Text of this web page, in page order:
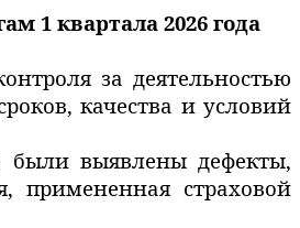
1 квартала 2026 года
за деятельностью
качества и условий
были выявлены дефекты,
страховой